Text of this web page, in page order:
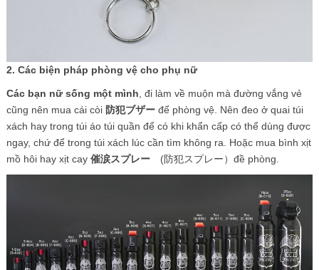
2. Các biện pháp phòng vệ cho phụ nữ
Các bạn nữ sống một mình , đi làm về muộn mà đường vắng vẻ
cũng nên mua cái còi 防犯ブザーđể phòng vệ. Nên đeo ở quai túi
xách hay trong túi áo túi quần để có khi khẩn cấp có thể dùng được
ngay, chứ để trong túi xách lúc cần tìm không ra. Hoặc mua bình xịt
mồ hôi hay xịt cay 催涙スプレー(防犯スプレー）đề phòng.